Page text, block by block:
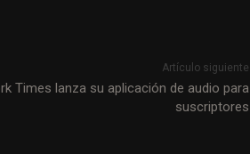
Artículo siguiente
Times lanza su aplicación de audio para
suscriptores